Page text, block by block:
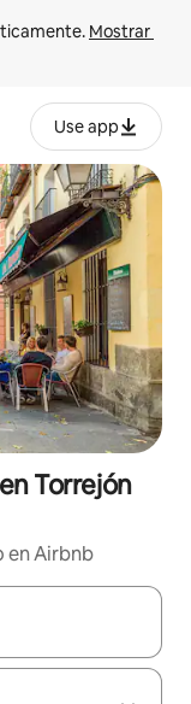
Mostrar
Use app
Torrejón
en Airbnb
podrás navegar